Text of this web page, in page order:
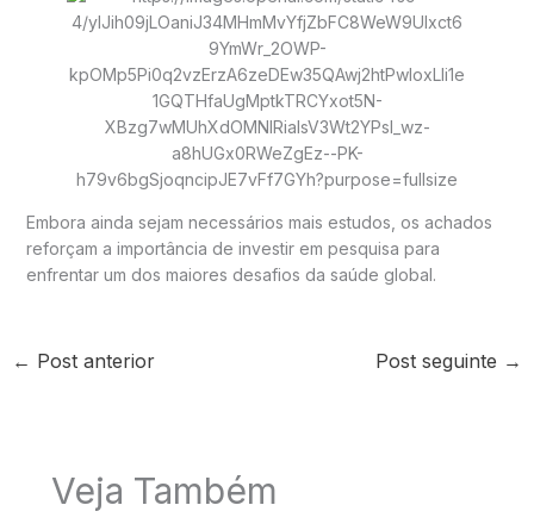
Embora ainda sejam necessários mais estudos, os achados
reforçam a importância de investir em pesquisa para
enfrentar um dos maiores desafios da saúde global.
← Post anterior Post seguinte →
Veja Também